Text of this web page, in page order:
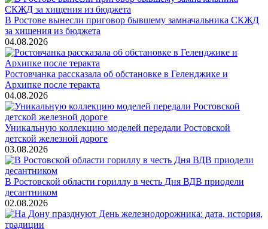
В Ростове вынесли приговор бывшему замначальника СКЖД
за хищения из бюджета
04.08.2026
Ростовчанка рассказала об обстановке в Геленджике и
Архипке после теракта
04.08.2026
Уникальную коллекцию моделей передали Ростовской
детской железной дороге
03.08.2026
В Ростовской области гориллу в честь Дня ВДВ приодели
десантником
02.08.2026